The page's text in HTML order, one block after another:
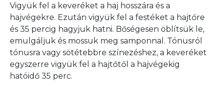
Vigyük fel a keveréket a haj hosszára és a
hajvégekre. Ezután vigyük fel a festéket a hajtőre
és 35 percig hagyjuk hatni. Bőségesen öblítsük le,
emulgáljuk és mossuk meg samponnal. Tónusról
tónusra vagy sötétebbre színezéshez, a keveréket
egyszerre vigyük fel a hajtőtől a hajvégekig
hatóidő 35 perc.